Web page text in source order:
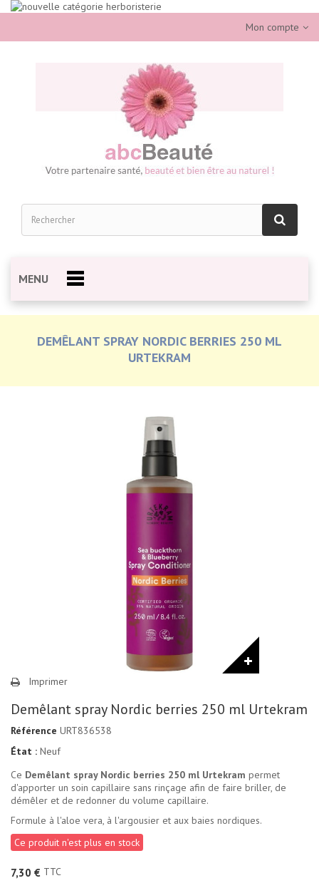
Mon compte
MENU
DEMÊLANT SPRAY NORDIC BERRIES 250 ML
URTEKRAM
Imprimer
Demêlant spray Nordic berries 250 ml Urtekram
Référence URT836538
État : Neuf
Ce Demêlant spray Nordic berries 250 ml Urtekram permet
d'apporter un soin capillaire sans rinçage afin de faire briller, de
démêler et de redonner du volume capillaire.
Formule à l'aloe vera, à l'argousier et aux baies nordiques.
Ce produit n'est plus en stock
7,30 € TTC